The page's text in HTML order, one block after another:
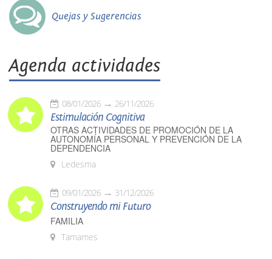
Quejas y Sugerencias
Agenda actividades
08/01/2026 26/11/2026
Estimulación Cognitiva
OTRAS ACTIVIDADES DE PROMOCIÓN DE LA
AUTONOMÍA PERSONAL Y PREVENCIÓN DE LA
DEPENDENCIA
Ledesma
09/01/2026 31/12/2026
Construyendo mi Futuro
FAMILIA
Tamames